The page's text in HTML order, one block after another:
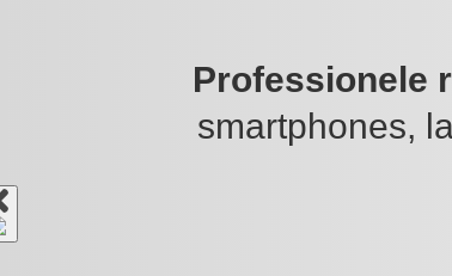
Professionele
smartphones,